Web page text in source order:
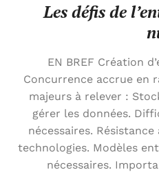
Les défis de
EN BREF Création
Concurrence accrue en
majeurs à relever :
gérer les données.
nécessaires.
technologies. Modèles
nécessaires.